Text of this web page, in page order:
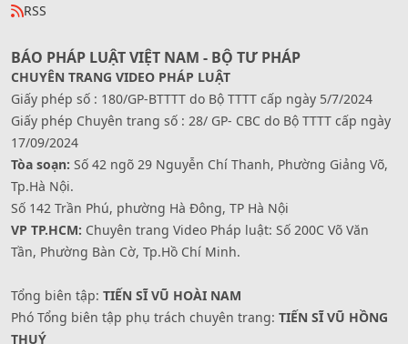
RSS
BÁO PHÁP LUẬT VIỆT NAM - BỘ TƯ PHÁP
CHUYÊN TRANG VIDEO PHÁP LUẬT
Giấy phép số : 180/GP-BTTTT do Bộ TTTT cấp ngày 5/7/2024
Giấy phép Chuyên trang số : 28/ GP- CBC do Bộ TTTT cấp ngày
17/09/2024
Tòa soạn: Số 42 ngõ 29 Nguyễn Chí Thanh, Phường Giảng Võ,
Tp.Hà Nội.
Số 142 Trần Phú, phường Hà Đông, TP Hà Nội
VP TP.HCM: Chuyên trang Video Pháp luật: Số 200C Võ Văn
Tần, Phường Bàn Cờ, Tp.Hồ Chí Minh.
Tổng biên tập: TIẾN SĨ VŨ HOÀI NAM
Phó Tổng biên tập phụ trách chuyên trang: TIẾN SĨ VŨ HỒNG
THUÝ